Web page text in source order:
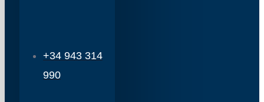
+34 943 314
990